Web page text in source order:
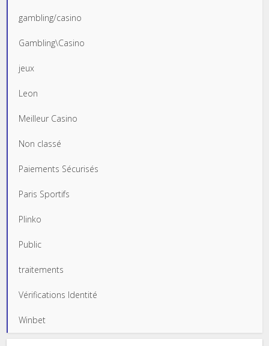
gambling/casino
Gambling\Casino
jeux
Leon
Meilleur Casino
Non classé
Paiements Sécurisés
Paris Sportifs
Plinko
Public
traitements
Vérifications Identité
Winbet